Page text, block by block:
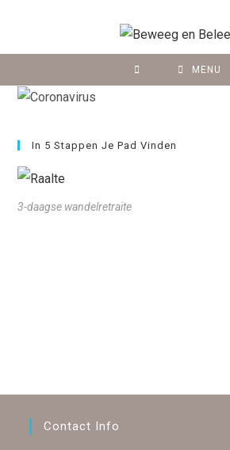
MENU
In 5 Stappen Je Pad Vinden
3-daagse wandelretraite
Contact Info